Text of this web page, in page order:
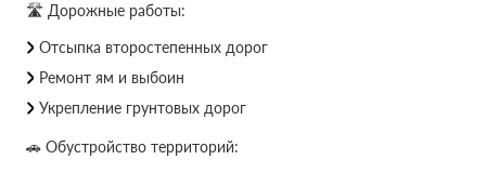
🛣 Дорожные работы:
Отсыпка второстепенных дорог
Ремонт ям и выбоин
Укрепление грунтовых дорог
🚗 Обустройство территорий: